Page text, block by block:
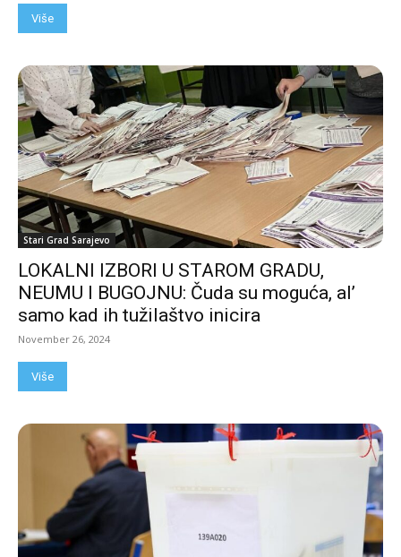
Više
Stari Grad Sarajevo
LOKALNI IZBORI U STAROM GRADU,
NEUMU I BUGOJNU: Čuda su moguća, al’
samo kad ih tužilaštvo inicira
November 26, 2024
Više